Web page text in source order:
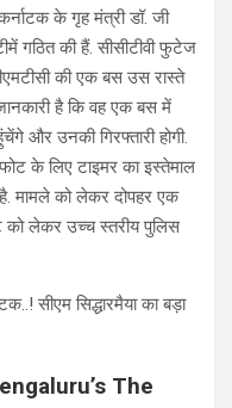
के गृह मंत्री डॉ. जी
गठित की हैं. सीसीटीवी फुटेज
की एक बस उस रास्ते
है कि वह एक बस में
और उनकी गिरफ्तारी होगी.
के लिए टाइमर का इस्तेमाल
मामले को लेकर दोपहर एक
को लेकर उच्च स्तरीय पुलिस
सीएम सिद्धारमैया का बड़ा
The